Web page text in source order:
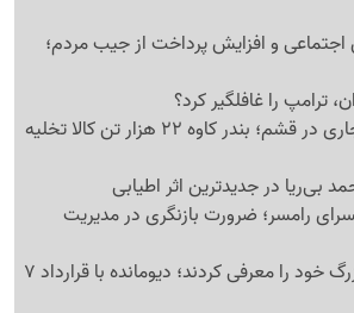
اجتماعی و افزایش پرداخت از جیب مردم؛
ترامپ را غافلگیر کرد؟
رشد فعالیت‌های تجاری در قشم؛ بندر کاوه 22 هزار تن کالا تخلیه
بی‌ریا در جدیدترین اثر اطیابی
رامسر؛ ضرورت بازنگری در مدیریت
کهکشانی‌ها شکار بزرگ خود را معرفی کردند؛ دیومانده با قرارداد 7